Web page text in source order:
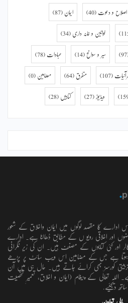
اصلاح و دعوت (40) ایمان (87)
خواتین و خانہ داری (34)
سیر و سوانح (14) عبادات (78)
(107) متفرق (64) مضامین (0)
ویڈیوز (27) کتابیں (28)
اس ادارے کا مقصد لوگوں میں ایمان واخلاق کے شعور
اور اخلاقی رویو ں کے مطابق ڈھالنا ہے۔ ادارے
اور کئی کتابوں کے مصنف ہیں۔ ان کی زیر نگرانی
ہوتا ہے جس کے مضامین اس ویب سائٹ پر پڑھے
کورسز بھی کرائے جاتے ہیں۔ حال ہی میں آن
اللہ تعالٰی کے پیغام (ایمان و اخلاق، تعمیرِ شخصیت
دیجئیے.
مالی تعاون